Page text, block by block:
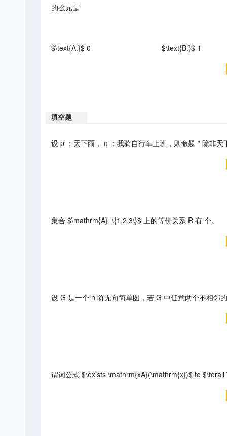
的么元是
$\text{A.}$ 0 $\text{B.}$ 1
填空题
设 p ：天下雨， q ：我骑自行车上班，则命题＂除非
集合 $\mathrm{A}=\{1,2,3\}$ 上的等价关系 R 有 个。
设 G 是一个 n 阶无向简单图，若 G 中任意两个不相邻
谓词公式 $\exists \mathrm{xA}(\mathrm{x})$ to